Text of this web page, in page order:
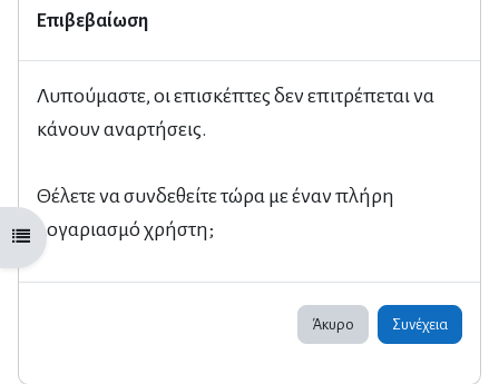
Άνοιγμα ευρετηρίου μαθήματος
Επιβεβαίωση
Λυπούμαστε, οι επισκέπτες δεν επιτρέπεται να
κάνουν αναρτήσεις.
Θέλετε να συνδεθείτε τώρα με έναν πλήρη
λογαριασμό χρήστη;
Άκυρο Συνέχεια